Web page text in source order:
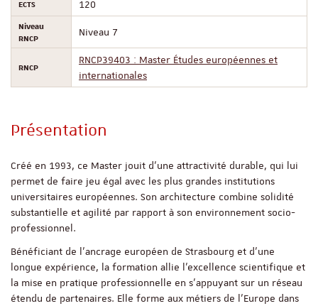
ECTS 120
Niveau
RNCP
Niveau 7
RNCP
RNCP39403 : Master Études européennes et
internationales
Présentation
Créé en 1993, ce Master jouit d’une attractivité durable, qui lui
permet de faire jeu égal avec les plus grandes institutions
universitaires européennes. Son architecture combine solidité
substantielle et agilité par rapport à son environnement socio-
professionnel.
Bénéficiant de l'ancrage européen de Strasbourg et d'une
longue expérience, la formation allie l'excellence scientifique et
la mise en pratique professionnelle en s'appuyant sur un réseau
étendu de partenaires. Elle forme aux métiers de l'Europe dans